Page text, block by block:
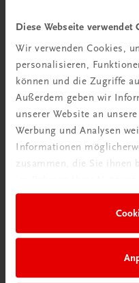
Diese Webseite verwendet
Wir verwenden Cookies,
personalisieren,
können und die Zugriffe
Außerdem geben wir
unserer Website an
Werbung und Analysen
Informationen
zusammen, die Sie ihnen
Wir sind ein
75 Mitarbeiterinnen und
mehr
TRAUNER
WhatsApp: